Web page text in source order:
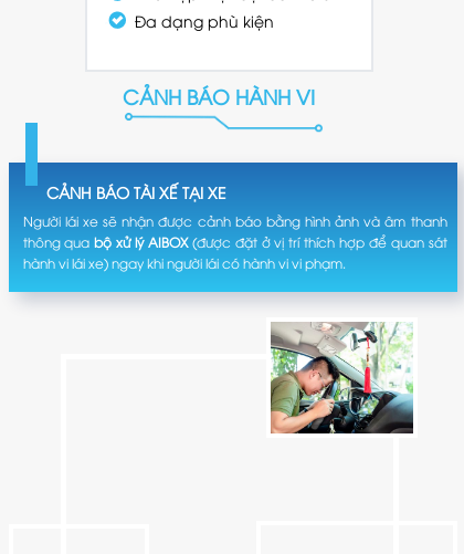
Đa dạng phù kiện
CẢNH BÁO HÀNH VI
CẢNH BÁO TÀI XẾ TẠI XE
Người lái xe sẽ nhận được cảnh báo bằng hình ảnh và âm thanh
thông quabộ xử lý AIBOX(được đặt ở vị trí thích hợp để quan sát
hành vi lái xe) ngay khi người lái có hành vi vi phạm.